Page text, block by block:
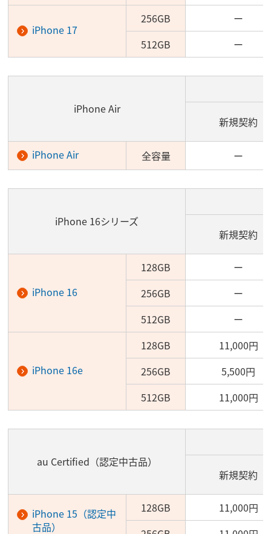
iPhone 17
256GB
ー
512GB
ー
iPhone Air
新規契約
iPhone Air 全容量 ー
iPhone 16シリーズ
新規契約
iPhone 16
128GB
ー
256GB
ー
512GB
ー
iPhone 16e
128GB
11,000円
256GB
5,500円
512GB
11,000円
au Certified（認定中古品）
新規契約
iPhone 15（認定中
古品）
128GB
11,000円